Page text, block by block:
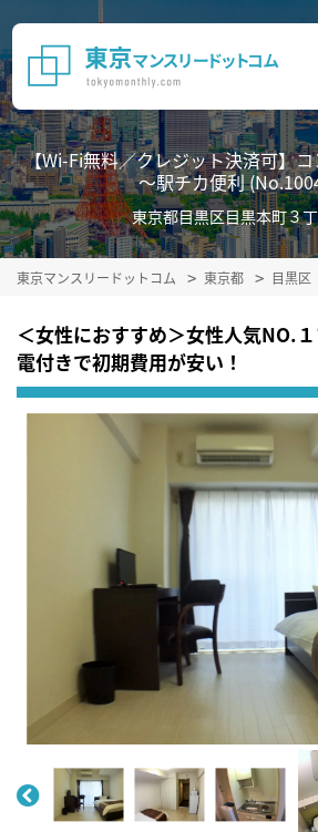
【Wi-Fi無料／クレジット決済可】
～駅チカ便利
東京都目黒区目黒本町３
東京マンスリードットコム 東京都 目黒区
＜女性におすすめ＞女性人気NO.
電付きで初期費用が安い！